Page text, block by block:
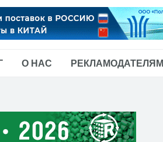
О НАС РЕКЛАМОДАТЕЛЯМ